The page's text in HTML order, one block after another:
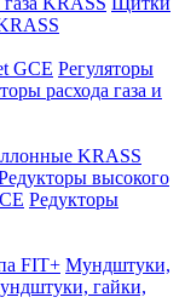
GCE Регуляторы
расхода газа и
KRASS
высокого
Редукторы
FIT+ Мундштуки,
гайки,